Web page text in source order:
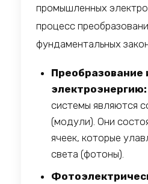
промышленных
процесс
фундаментальных
Преобразование
электроэнергию:
системы являются
(модули). Они
ячеек, которые
света (фотоны).